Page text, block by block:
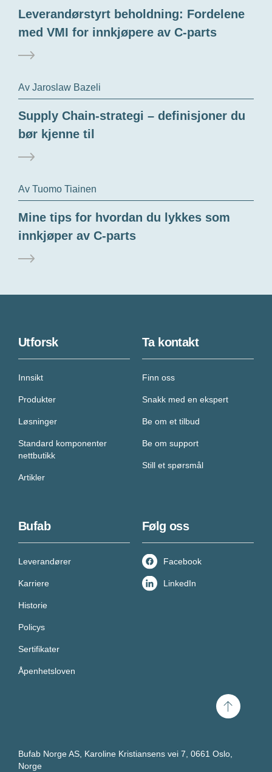
Leverandørstyrt beholdning: Fordelene
med VMI for innkjøpere av C-parts
Av Jaroslaw Bazeli
Supply Chain-strategi – definisjoner du
bør kjenne til
Av Tuomo Tiainen
Mine tips for hvordan du lykkes som
innkjøper av C-parts
Utforsk
Innsikt
Produkter
Løsninger
Standard komponenter
nettbutikk
Artikler
Ta kontakt
Finn oss
Snakk med en ekspert
Be om et tilbud
Be om support
Still et spørsmål
Bufab
Leverandører
Karriere
Historie
Policys
Sertifikater
Åpenhetsloven
Følg oss
Facebook
LinkedIn
Scroll
Bufab Norge AS, Karoline Kristiansens vei 7, 0661 Oslo,
Norge